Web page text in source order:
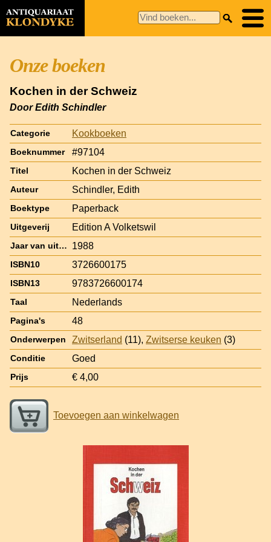
Onze boeken
Kochen in der Schweiz
Door Edith Schindler
Categorie Kookboeken
Boeknummer #97104
Titel Kochen in der Schweiz
Auteur Schindler, Edith
Boektype Paperback
Uitgeverij Edition A Volketswil
Jaar van uitgave 1988
ISBN10 3726600175
ISBN13 9783726600174
Taal Nederlands
Pagina's 48
Onderwerpen Zwitserland (11), Zwitserse keuken (3)
Conditie Goed
Prijs € 4,00
Toevoegen aan winkelwagen